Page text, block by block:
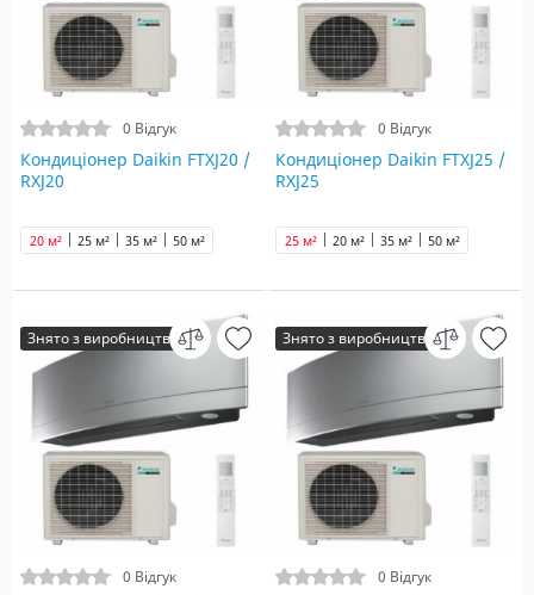
0 Відгук
Кондиціонер Daikin FTXJ20 /
RXJ20
20 м² 25 м² 35 м² 50 м²
0 Відгук
Кондиціонер Daikin FTXJ25 /
RXJ25
20 м²
25 м² 35 м² 50 м²
Знято з виробництва
0 Відгук
Знято з виробництва
0 Відгук